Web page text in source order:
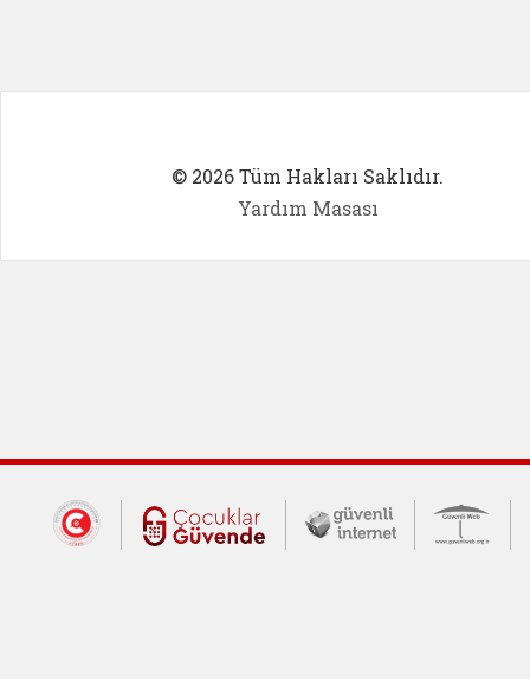
© 2026 Tüm Hakları Saklıdır.
Yardım Masası
Dış Bağlantılar
Cumhurbaşkanlığı İletişim Merkezi
Çocuklar Güvende (yeni
Güvenli